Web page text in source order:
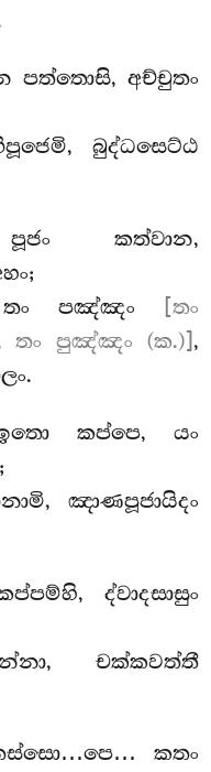
පත්තොසි, අච්චුතං
බුද්ධසෙට්ඨ
කත්වාන,
තං පඤ්ඤං
[තං
තං පුඤ්ඤං (ක.)],
කප්පෙ, යං
ඤාණපූජායිදං
ද්වාදසාසුං
චක්කවත්තී
කතං